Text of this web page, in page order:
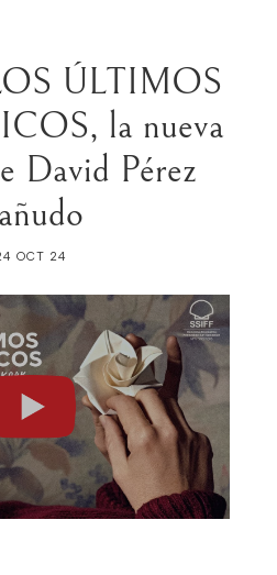
ÚLTIMOS
la nueva
David Pérez
OCT 24